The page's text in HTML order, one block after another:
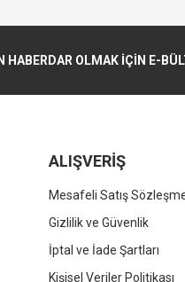
HABERDAR OLMAK İÇİN E-
ALIŞVERİŞ
Mesafeli Satış
Gizlilik ve Güvenlik
İptal ve İade Şartları
Kişisel Veriler Politikası